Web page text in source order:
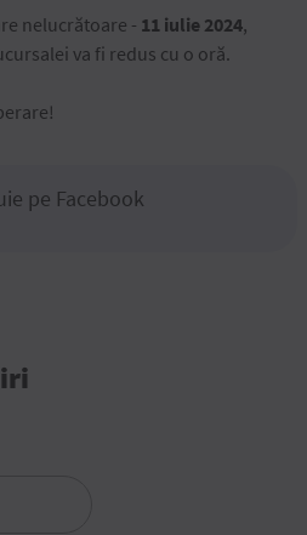
nelucrătoare - 11 iulie 2024,
va fi redus cu o oră.
pe Facebook